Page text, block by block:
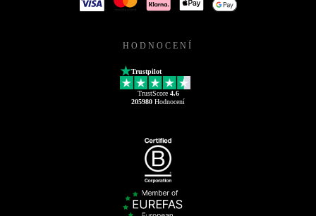
HODNOCENÍ
Trustpilot
TrustScore 4.6
205980 Hodnocení